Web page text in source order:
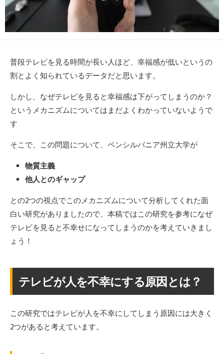
普段テレビを見る時間が長い人ほど、幸福感が低いというの
割とよく知られているデータだと思います。
しかし、なぜテレビを見ると幸福感は下がってしまうのか？
というメカニズムについてはまだよくわかっていないようで
す
そこで、この問題について、ペンシルバニア州立大学が
物質主義
他人とのギャップ
との2つの視点でこのメカニズムについて分析してくれた面
白い研究がありましたので、本稿ではこの研究を参考になぜ
テレビを見ると不幸せになってしまうのかを考えていきまし
ょう！
テレビが人を不幸にする原因とは？
この研究ではテレビが人を不幸にしてしまう原因には大きく
2つがあると考えています。